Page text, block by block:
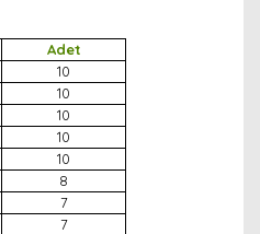
Adet
10
10
10
10
10
8
7
7